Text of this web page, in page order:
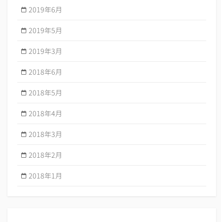
2019年6月
2019年5月
2019年3月
2018年6月
2018年5月
2018年4月
2018年3月
2018年2月
2018年1月